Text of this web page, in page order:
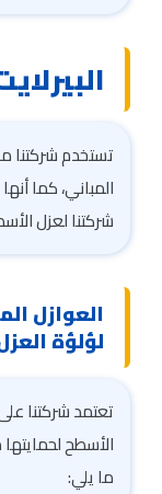
تستخدم شركتنا
المباني، كما
شركتنا لعزل
العوازل
لؤلؤة
تعتمد شركتنا
الأسطح
ما يلي: